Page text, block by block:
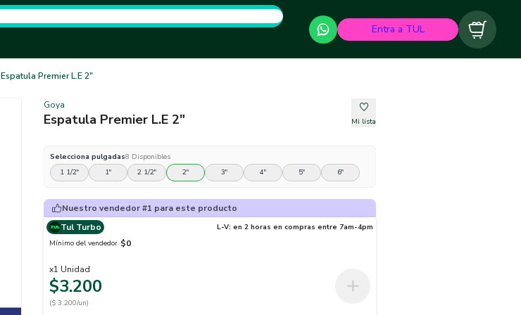
Entra a TUL Carrito
Espatula Premier L.E 2"
Goya
Espatula Premier L.E 2" Mi lista
Selecciona pulgadas8 Disponibles
1 1/2"
1" 2 1/2" 2" 3" 4" 5" 6"
Nuestro vendedor #1 para este producto
Tul Turbo
L-V: en 2 horas en compras entre 7am-4pm
Mínimo del vendedor $0
x1 Unidad
$3.200
($ 3.200/un)